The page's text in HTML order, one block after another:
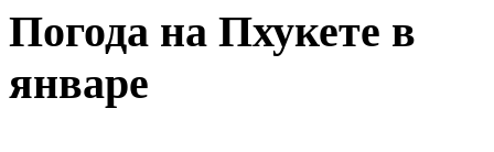
Погода на Пхукете в
январе